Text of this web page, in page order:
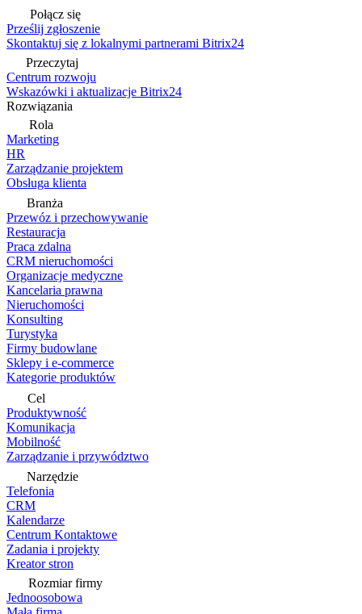
Połącz się
Prześlij zgłoszenie
Skontaktuj się z lokalnymi partnerami Bitrix24
Przeczytaj
Centrum rozwoju
Wskazówki i aktualizacje Bitrix24
Rozwiązania
Rola
Marketing
HR
Zarządzanie projektem
Obsługa klienta
Branża
Przewóz i przechowywanie
Restauracja
Praca zdalna
CRM nieruchomości
Organizacje medyczne
Kancelaria prawna
Nieruchomości
Konsulting
Turystyka
Firmy budowlane
Sklepy i e-commerce
Kategorie produktów
Cel
Produktywność
Komunikacja
Mobilność
Zarządzanie i przywództwo
Narzędzie
Telefonia
CRM
Kalendarze
Centrum Kontaktowe
Zadania i projekty
Kreator stron
Rozmiar firmy
Jednoosobowa